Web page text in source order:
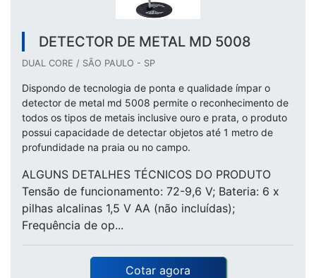
DETECTOR DE METAL MD 5008
DUAL CORE / SÃO PAULO - SP
Dispondo de tecnologia de ponta e qualidade ímpar o
detector de metal md 5008 permite o reconhecimento de
todos os tipos de metais inclusive ouro e prata, o produto
possui capacidade de detectar objetos até 1 metro de
profundidade na praia ou no campo.
ALGUNS DETALHES TÉCNICOS DO PRODUTO
Tensão de funcionamento: 72-9,6 V; Bateria: 6 x
pilhas alcalinas 1,5 V AA (não incluídas);
Frequência de op...
Cotar agora